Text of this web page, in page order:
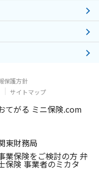
保護方針
サイトマップ